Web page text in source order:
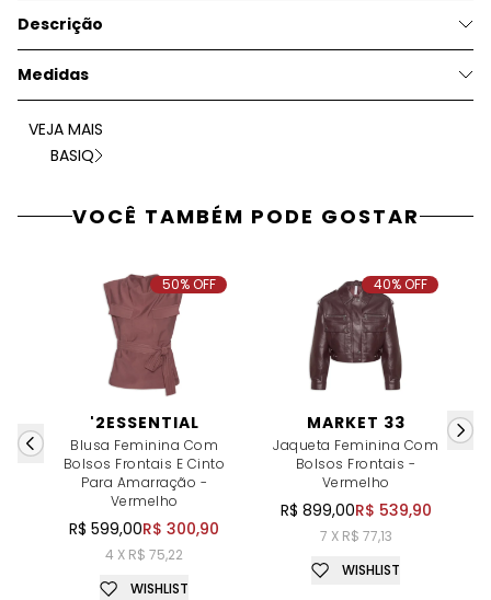
Descrição
Medidas
VEJA MAIS
BASIQ
VOCÊ TAMBÉM PODE GOSTAR
'2ESSENTIAL
Blusa Feminina Com
Bolsos Frontais E Cinto
Para Amarração -
Vermelho
R$ 599,00R$ 300,90
4 X R$ 75,22
50% OFF
WISHLIST
MARKET 33
Jaqueta Feminina Com
Bolsos Frontais -
Vermelho
R$ 899,00R$ 539,90
7 X R$ 77,13
40% OFF
WISHLIST